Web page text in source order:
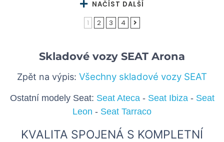
NAČÍST DALŠÍ
1
2 3 4
Skladové vozy SEAT Arona
Zpět na výpis: Všechny skladové vozy SEAT
Ostatní modely Seat: Seat Ateca- Seat Ibiza- Seat
Leon - Seat Tarraco
KVALITA SPOJENÁ S KOMPLETNÍ